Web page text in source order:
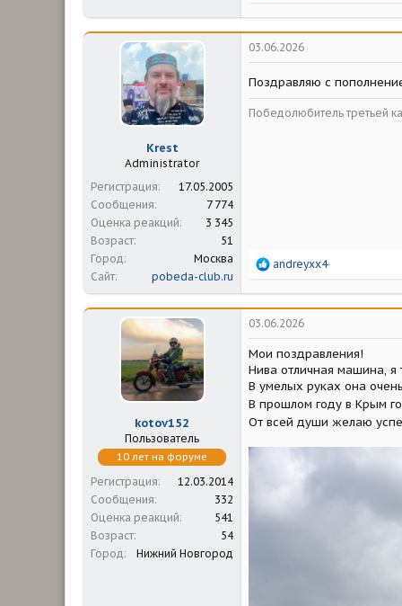
а
к
ц
и
:
Krest
Administrator
Регистрация
17.05.2005
Сообщения
7 774
Оценка реакций
3 345
Возраст
51
Город
Москва
Сайт
pobeda-club.ru
03.06.2026
Поздравляю с
Победолюбитель третьей
Р
а
к
ц
и
andreyxx4
kotov152
Пользователь
10 лет на форуме
Регистрация
12.03.2014
Сообщения
332
Оценка реакций
541
Возраст
54
Город
Нижний Новгород
03.06.2026
Мои поздравления!
Нива отличная машина, я
В умелых руках она
В прошлом году в Крым
От всей души желаю